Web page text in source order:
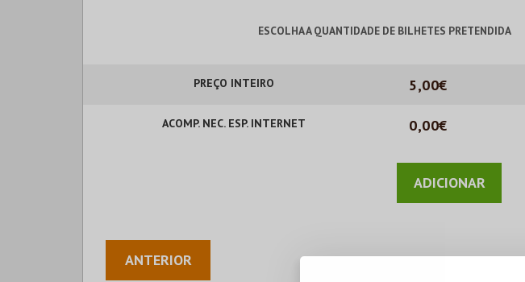
ESCOLHA A QUANTIDADE DE BILHETES PRETENDIDA
PREÇO INTEIRO 5,00€
ACOMP. NEC. ESP. INTERNET 0,00€
ANTERIOR